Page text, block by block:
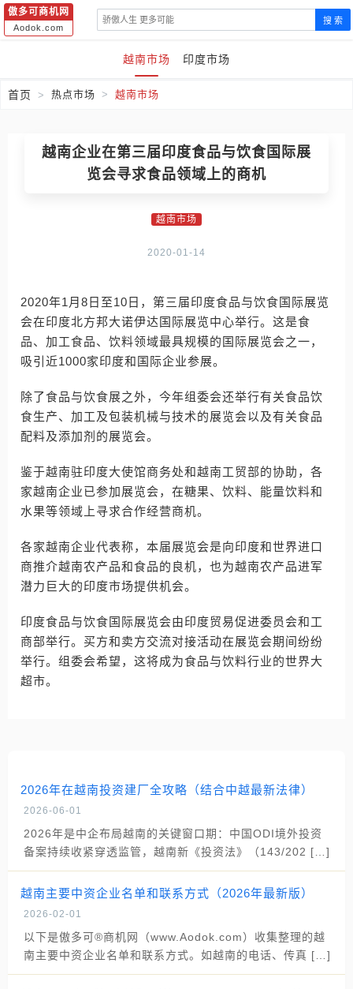
傲多可商机网
Aodok.com
搜 索
越南市场 印度市场
首页 热点市场 越南市场
越南企业在第三届印度食品与饮食国际展
览会寻求食品领域上的商机
越南市场
2020-01-14
2020年1月8日至10日，第三届印度食品与饮食国际展览
会在印度北方邦大诺伊达国际展览中心举行。这是食
品、加工食品、饮料领域最具规模的国际展览会之一，
吸引近1000家印度和国际企业参展。
除了食品与饮食展之外，今年组委会还举行有关食品饮
食生产、加工及包装机械与技术的展览会以及有关食品
配料及添加剂的展览会。
鉴于越南驻印度大使馆商务处和越南工贸部的协助，各
家越南企业已参加展览会，在糖果、饮料、能量饮料和
水果等领域上寻求合作经营商机。
各家越南企业代表称，本届展览会是向印度和世界进口
商推介越南农产品和食品的良机，也为越南农产品进军
潜力巨大的印度市场提供机会。
印度食品与饮食国际展览会由印度贸易促进委员会和工
商部举行。买方和卖方交流对接活动在展览会期间纷纷
举行。组委会希望，这将成为食品与饮料行业的世界大
超市。
2026年在越南投资建厂全攻略（结合中越最新法律）
2026-06-01
2026年是中企布局越南的关键窗口期：中国ODI境外投资
备案持续收紧穿透监管，越南新《投资法》（143/202 […]
越南主要中资企业名单和联系方式（2026年最新版）
2026-02-01
以下是傲多可®商机网（www.Aodok.com）收集整理的越
南主要中资企业名单和联系方式。如越南的电话、传真 […]